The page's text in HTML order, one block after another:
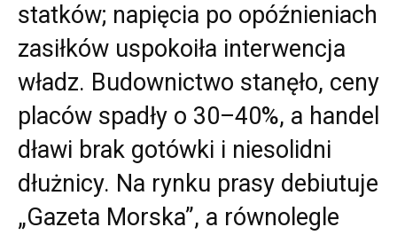
statków; napięcia po opóźnieniach
zasiłków uspokoiła interwencja
władz. Budownictwo stanęło, ceny
placów spadły o 30–40%, a handel
dławi brak gotówki i niesolidni
dłużnicy. Na rynku prasy debiutuje
„Gazeta Morska”, a równolegle